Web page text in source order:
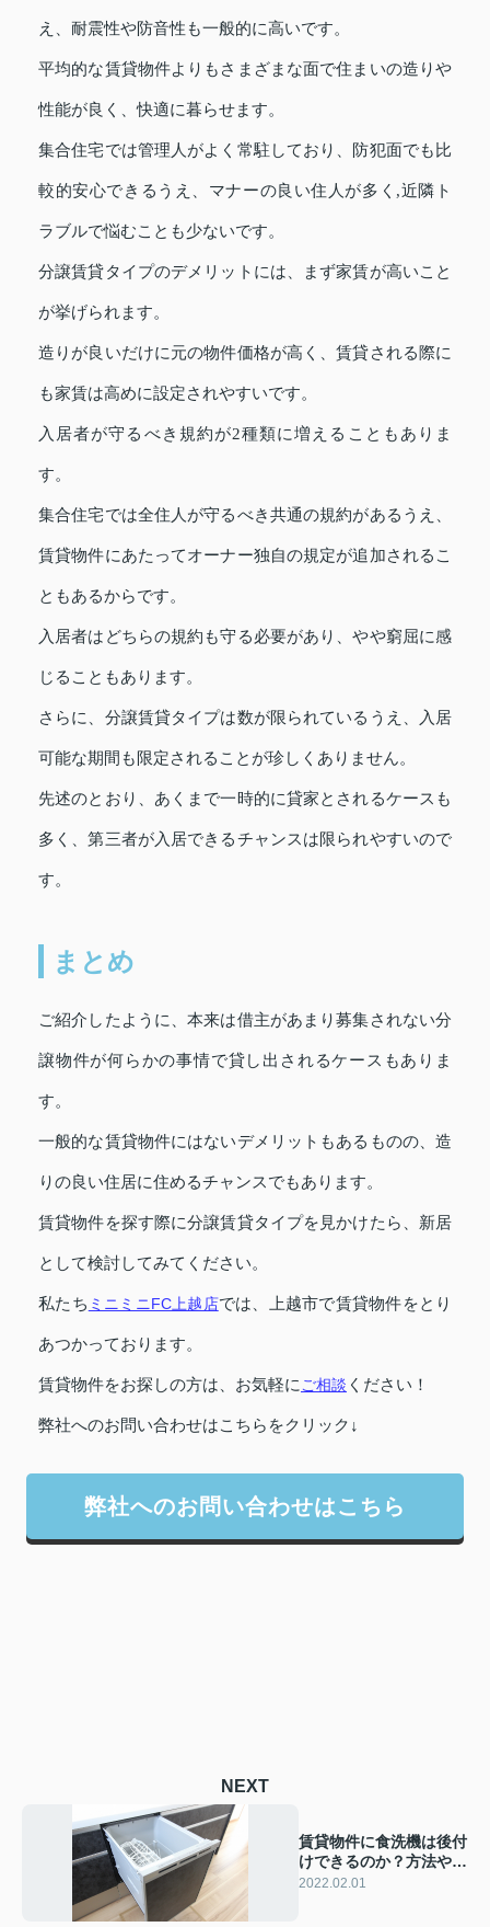
え、耐震性や防音性も一般的に高いです。
平均的な賃貸物件よりもさまざまな面で住まいの造りや
性能が良く、快適に暮らせます。
集合住宅では管理人がよく常駐しており、防犯面でも比
較的安心できるうえ、マナーの良い住人が多く,近隣ト
ラブルで悩むことも少ないです。
分譲賃貸タイプのデメリットには、まず家賃が高いこと
が挙げられます。
造りが良いだけに元の物件価格が高く、賃貸される際に
も家賃は高めに設定されやすいです。
入居者が守るべき規約が2種類に増えることもありま
す。
集合住宅では全住人が守るべき共通の規約があるうえ、
賃貸物件にあたってオーナー独自の規定が追加されるこ
ともあるからです。
入居者はどちらの規約も守る必要があり、やや窮屈に感
じることもあります。
さらに、分譲賃貸タイプは数が限られているうえ、入居
可能な期間も限定されることが珍しくありません。
先述のとおり、あくまで一時的に貸家とされるケースも
多く、第三者が入居できるチャンスは限られやすいので
す。
まとめ
ご紹介したように、本来は借主があまり募集されない分
譲物件が何らかの事情で貸し出されるケースもありま
す。
一般的な賃貸物件にはないデメリットもあるものの、造
りの良い住居に住めるチャンスでもあります。
賃貸物件を探す際に分譲賃貸タイプを見かけたら、新居
として検討してみてください。
私たち ミニミニFC上越店では、上越市で賃貸物件をとり
あつかっております。
賃貸物件をお探しの方は、お気軽に ご相談 ください！
弊社へのお問い合わせはこちらをクリック↓
弊社へのお問い合わせはこちら
NEXT
賃貸物件に食洗機は後付
けできるのか？方法や注
意点をご紹介
2022.02.01